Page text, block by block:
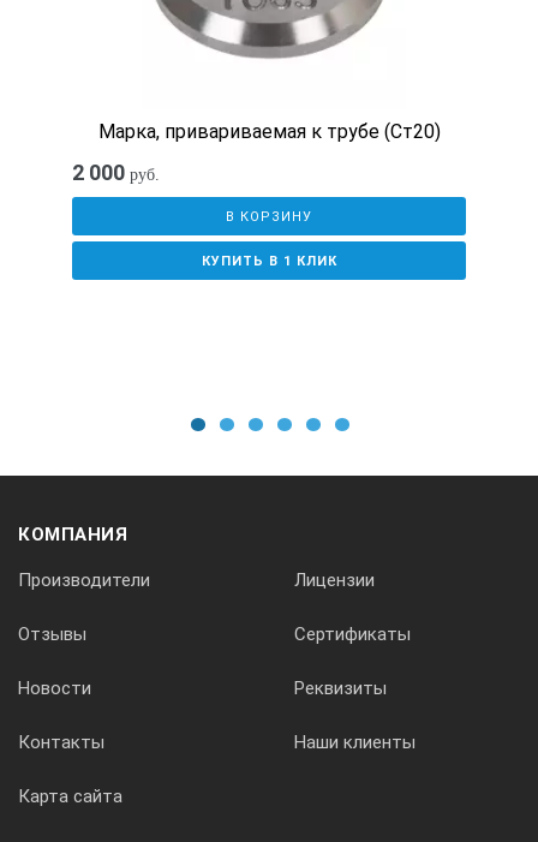
Марка, привариваемая к трубе (Ст20)
2 000 руб.
В КОРЗИНУ
КУПИТЬ В 1 КЛИК
КОМПАНИЯ
Производители Лицензии
Отзывы Сертификаты
Новости Реквизиты
Контакты Наши клиенты
Карта сайта